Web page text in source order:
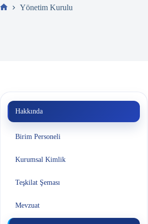
Yönetim Kurulu
Hakkında
Birim Personeli
Kurumsal Kimlik
Teşkilat Şeması
Mevzuat